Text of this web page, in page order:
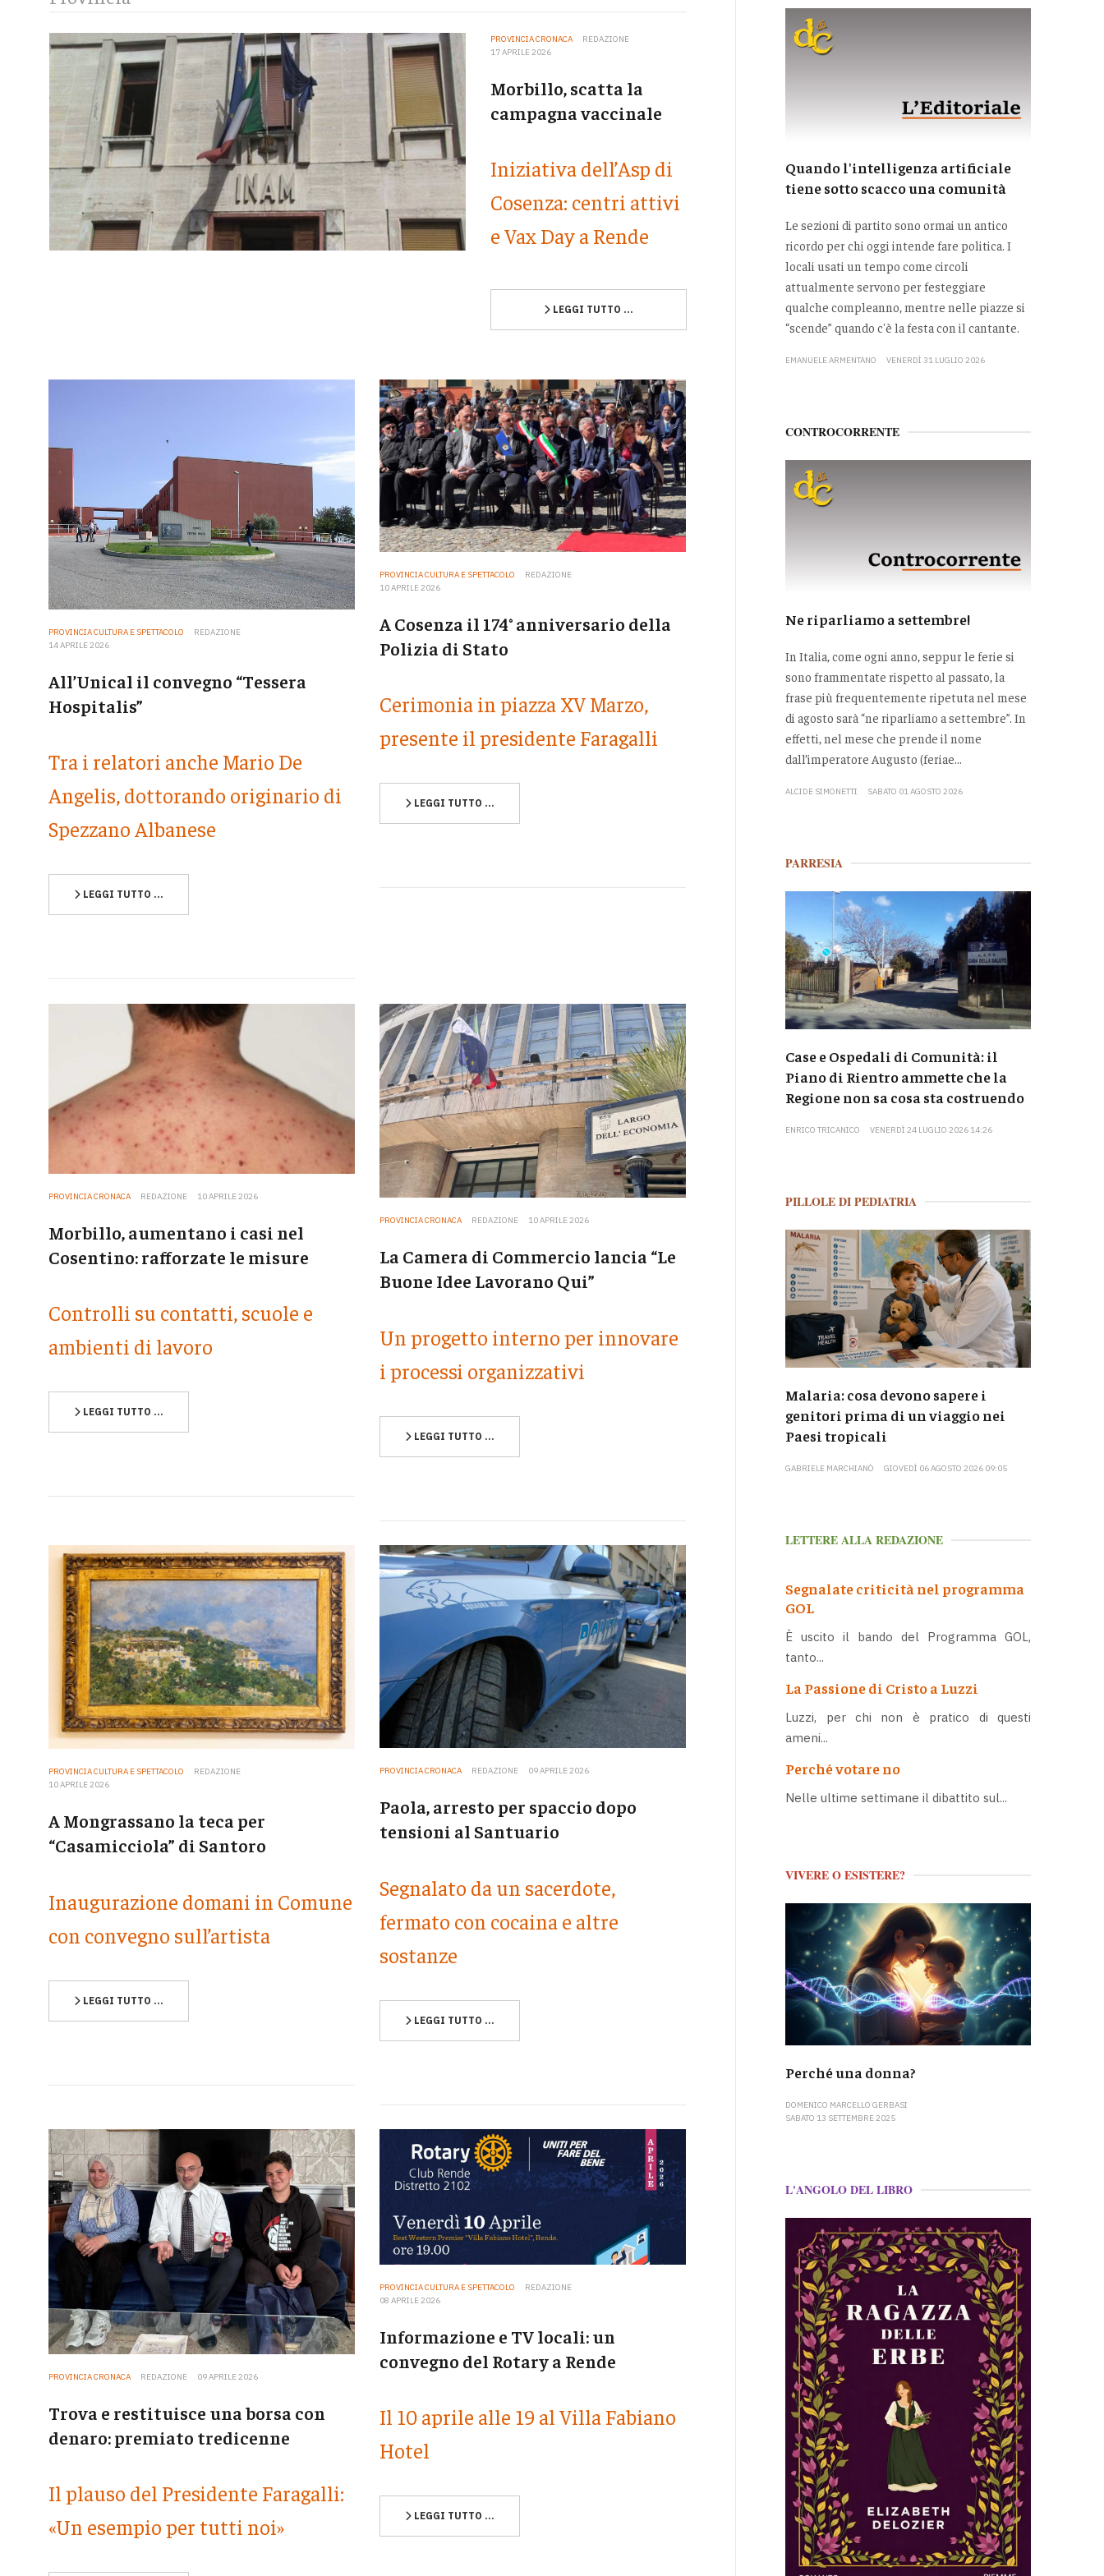
PROVINCIA CRONACA
REDAZIONE
17 APRILE 2026
Morbillo, scatta la
campagna vaccinale
Iniziativa dell’Asp di
Cosenza: centri attivi
e Vax Day a Rende
LEGGI TUTTO …
PROVINCIA CULTURA E SPETTACOLO
REDAZIONE
14 APRILE 2026
All’Unical il convegno “Tessera
Hospitalis”
Tra i relatori anche Mario De
Angelis, dottorando originario di
Spezzano Albanese
LEGGI TUTTO …
PROVINCIA CULTURA E SPETTACOLO
REDAZIONE
10 APRILE 2026
A Cosenza il 174° anniversario della
Polizia di Stato
Cerimonia in piazza XV Marzo,
presente il presidente Faragalli
LEGGI TUTTO …
PROVINCIA CRONACA REDAZIONE 10 APRILE 2026
Morbillo, aumentano i casi nel
Cosentino: rafforzate le misure
Controlli su contatti, scuole e
ambienti di lavoro
LEGGI TUTTO …
PROVINCIA CRONACA REDAZIONE 10 APRILE 2026
La Camera di Commercio lancia “Le
Buone Idee Lavorano Qui”
Un progetto interno per innovare
i processi organizzativi
LEGGI TUTTO …
PROVINCIA CULTURA E SPETTACOLO
REDAZIONE
10 APRILE 2026
A Mongrassano la teca per
“Casamicciola” di Santoro
Inaugurazione domani in Comune
con convegno sull’artista
LEGGI TUTTO …
PROVINCIA CRONACA REDAZIONE 09 APRILE 2026
Paola, arresto per spaccio dopo
tensioni al Santuario
Segnalato da un sacerdote,
fermato con cocaina e altre
sostanze
LEGGI TUTTO …
PROVINCIA CRONACA REDAZIONE 09 APRILE 2026
Trova e restituisce una borsa con
denaro: premiato tredicenne
Il plauso del Presidente Faragalli:
«Un esempio per tutti noi»
PROVINCIA CULTURA E SPETTACOLO
REDAZIONE
08 APRILE 2026
Informazione e TV locali: un
convegno del Rotary a Rende
Il 10 aprile alle 19 al Villa Fabiano
Hotel
LEGGI TUTTO …
Quando l'intelligenza artificiale
tiene sotto scacco una comunità
Le sezioni di partito sono ormai un antico
ricordo per chi oggi intende fare politica. I
locali usati un tempo come circoli
attualmente servono per festeggiare
qualche compleanno, mentre nelle piazze si
“scende” quando c'è la festa con il cantante.
EMANUELE ARMENTANO VENERDÌ 31 LUGLIO 2026
CONTROCORRENTE
Ne riparliamo a settembre!
In Italia, come ogni anno, seppur le ferie si
sono frammentate rispetto al passato, la
frase più frequentemente ripetuta nel mese
di agosto sarà “ne riparliamo a settembre”. In
effetti, nel mese che prende il nome
dall’imperatore Augusto (feriae...
ALCIDE SIMONETTI SABATO 01 AGOSTO 2026
PARRESIA
Case e Ospedali di Comunità: il
Piano di Rientro ammette che la
Regione non sa cosa sta costruendo
ENRICO TRICANICO VENERDÌ 24 LUGLIO 2026 14:26
PILLOLE DI PEDIATRIA
Malaria: cosa devono sapere i
genitori prima di un viaggio nei
Paesi tropicali
GABRIELE MARCHIANÒ GIOVEDÌ 06 AGOSTO 2026 09:05
LETTERE ALLA REDAZIONE
Segnalate criticità nel programma
GOL
È uscito il bando del Programma GOL,
tanto...
La Passione di Cristo a Luzzi
Luzzi, per chi non è pratico di questi
ameni...
Perché votare no
Nelle ultime settimane il dibattito sul...
VIVERE O ESISTERE?
Perché una donna?
DOMENICO MARCELLO GERBASI
SABATO 13 SETTEMBRE 2025
L'ANGOLO DEL LIBRO